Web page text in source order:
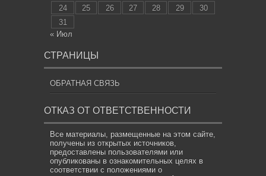
24
25 26 27 28 29
30
31
« Июл
СТРАНИЦЫ
ОБРАТНАЯ СВЯЗЬ
ОТКАЗ ОТ ОТВЕТСТВЕННОСТИ
Все материалы, размещенные на этом сайте,
получены из открытых источников,
предоставлены пользователями или
опубликованы в ознакомительных целях в
соответствии с положениями о